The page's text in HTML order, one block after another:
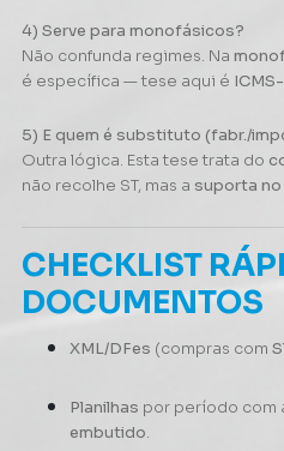
4) Serve para monofásicos?
Não confunda regimes. Na
é específica — tese aqui é
5) E quem é substituto (fabr./
Outra lógica. Esta tese trata do
não recolhe ST, mas a suporta
CHECKLIST
DOCUMENTOS
XML/DFes (compras com
Planilhas por período com
embutido.